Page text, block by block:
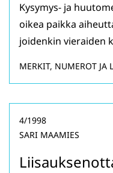
Kysymys- ja
oikea paikka
joidenkin vieraiden
MERKIT, NUMEROT JA
4/1998
SARI MAAMIES